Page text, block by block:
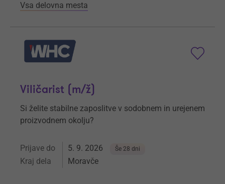
Vsa delovna mesta
Viličarist (m/ž)
Si želite stabilne zaposlitve v sodobnem in urejenem
proizvodnem okolju?
Prijave do 5. 9. 2026 Še 28 dni
Kraj dela Moravče